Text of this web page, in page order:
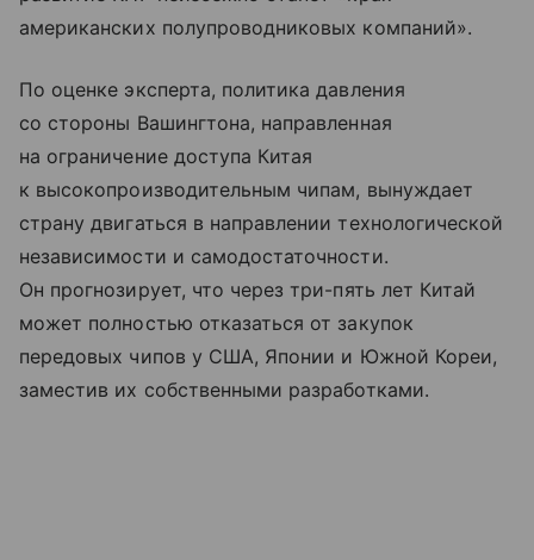
американских полупроводниковых компаний».
По оценке эксперта, политика давления
со стороны Вашингтона, направленная
на ограничение доступа Китая
к высокопроизводительным чипам, вынуждает
страну двигаться в направлении технологической
независимости и самодостаточности.
Он прогнозирует, что через три-пять лет Китай
может полностью отказаться от закупок
передовых чипов у США, Японии и Южной Кореи,
заместив их собственными разработками.